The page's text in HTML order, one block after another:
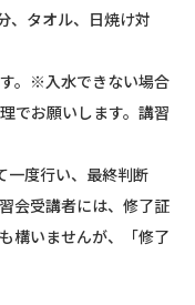
、タオル、日焼け対
。※入水できない場合
でお願いします。講習
一度行い、最終判断
会受講者には、修了証
構いませんが、「修了